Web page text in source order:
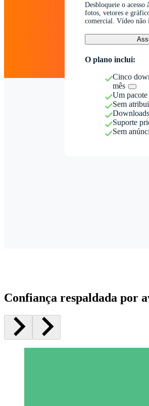
Desbloqueie o acesso
fotos, vetores e
comercial. Vídeo não
O plano inclui:
Cinco
mês
Um pacote
Sem
Suporte
Sem
Confiança respaldada por